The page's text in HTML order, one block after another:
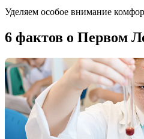
Уделяем особое внимание
6 фактов о Первом